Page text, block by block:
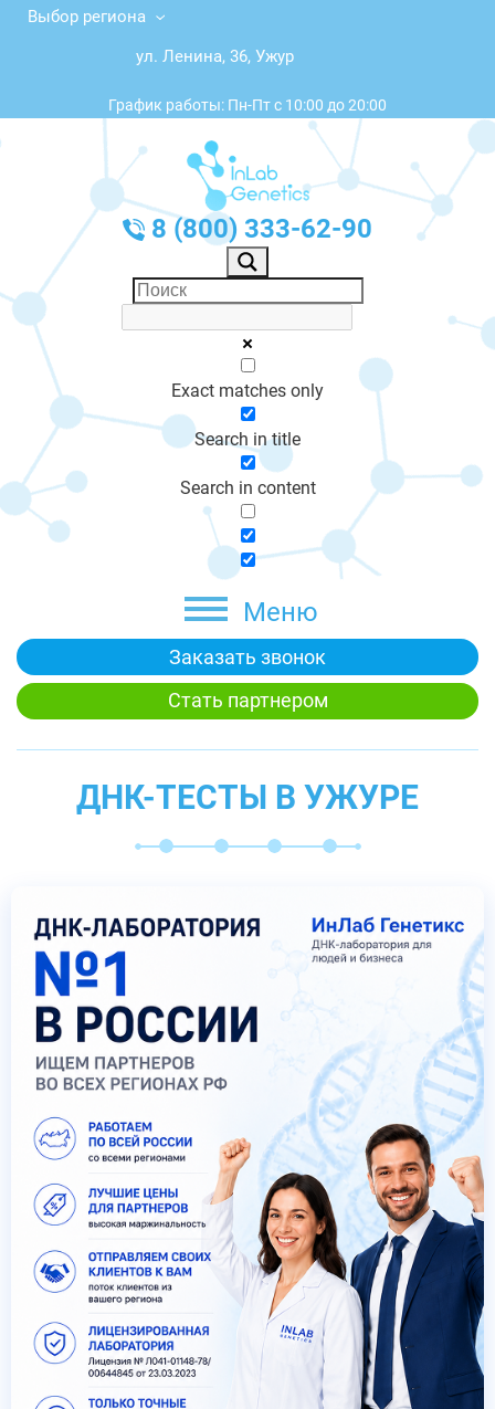
Выбор региона
ул. Ленина, 36, Ужур
График работы: Пн-Пт с 10:00 до 20:00
8 (800) 333-62-90
Exact matches only
Search in title
Search in content
Меню
Заказать звонок
Стать партнером
ДНК-ТЕСТЫ В УЖУРЕ